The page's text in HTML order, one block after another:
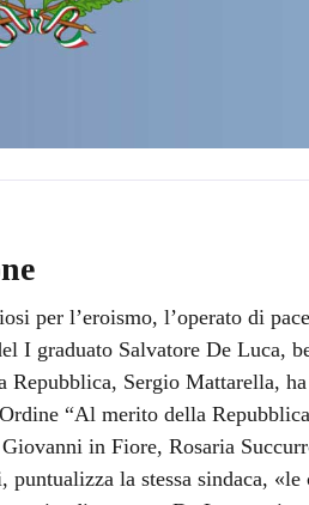
per l’eroismo, l’operato di
I graduato Salvatore De Luca,
Repubblica, Sergio Mattarella,
“Al merito della
Giovanni in Fiore, Rosaria
puntualizza la stessa sindaca,